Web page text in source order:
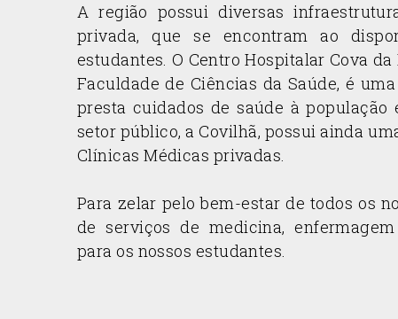
A região possui diversas
privada, que se encontram ao
estudantes. O Centro Hospitalar Cova
Faculdade de Ciências da Saúde, é
presta cuidados de saúde à população
setor público, a Covilhã, possui ainda
Clínicas Médicas privadas.
Para zelar pelo bem-estar de todos os
de serviços de medicina,
para os nossos estudantes.